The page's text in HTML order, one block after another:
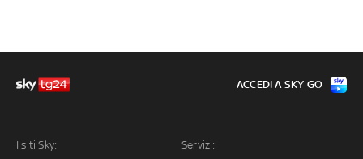
I siti Sky: Servizi:
ACCEDI A SKY GO